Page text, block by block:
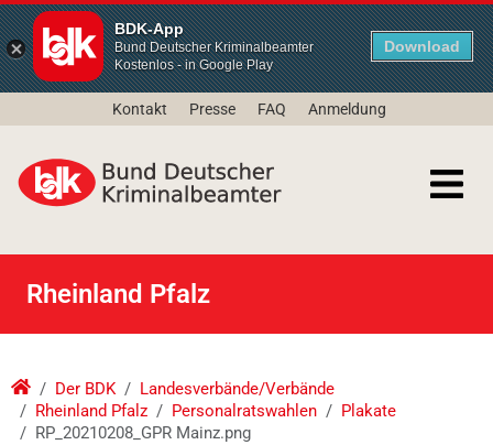
BDK-App
Bund Deutscher Kriminalbeamter
Kostenlos - in Google Play
Download
Kontakt Presse FAQ Anmeldung
Rheinland Pfalz
Der BDK
Landesverbände/Verbände
Rheinland Pfalz
Personalratswahlen
Plakate
RP_20210208_GPR Mainz.png